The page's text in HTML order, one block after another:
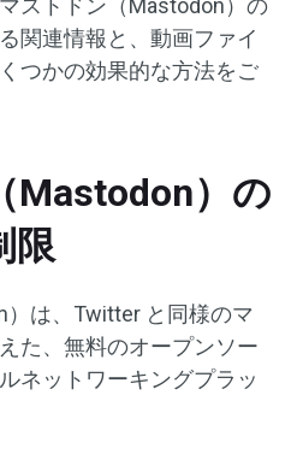
ストドン（Mastodon）の
関連情報と、動画ファイ
つかの効果的な方法をご
Mastodon）の
限
は、Twitter と同様のマ
た、無料のオープンソー
ネットワーキングプラッ